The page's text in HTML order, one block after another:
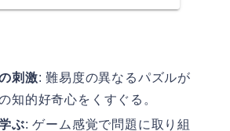
るので、...
刺激: 難易度の異なるパズルが
知的好奇心をくすぐる。
ぶ: ゲーム感覚で問題に取り組